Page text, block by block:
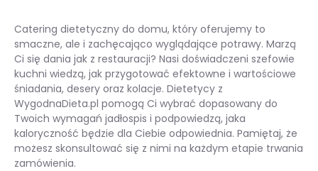
Catering dietetyczny do domu, który oferujemy to
smaczne, ale i zachęcająco wyglądające potrawy. Marzą
Ci się dania jak z restauracji? Nasi doświadczeni szefowie
kuchni wiedzą, jak przygotować efektowne i wartościowe
śniadania, desery oraz kolacje. Dietetycy z
WygodnaDieta.pl pomogą Ci wybrać dopasowany do
Twoich wymagań jadłospis i podpowiedzą, jaka
kaloryczność będzie dla Ciebie odpowiednia. Pamiętaj, że
możesz skonsultować się z nimi na każdym etapie trwania
zamówienia.